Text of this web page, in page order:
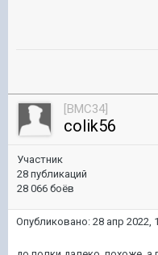
[BMC34]
colik56
Участник
28 публикаций
28 066 боёв
Опубликовано: 28 апр 2022,